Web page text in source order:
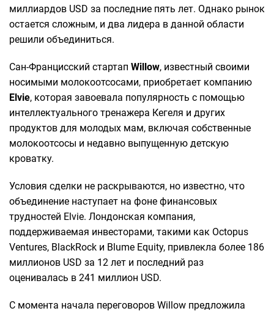
миллиардов USD за последние пять лет. Однако рынок
остается сложным, и два лидера в данной области
решили объединиться.
Сан-Францисский стартап Willow, известный своими
носимыми молокоотсосами, приобретает компанию
Elvie, которая завоевала популярность с помощью
интеллектуального тренажера Кегеля и других
продуктов для молодых мам, включая собственные
молокоотсосы и недавно выпущенную детскую
кроватку.
Условия сделки не раскрываются, но известно, что
объединение наступает на фоне финансовых
трудностей Elvie. Лондонская компания,
поддерживаемая инвесторами, такими как Octopus
Ventures, BlackRock и Blume Equity, привлекла более 186
миллионов USD за 12 лет и последний раз
оценивалась в 241 миллион USD.
С момента начала переговоров Willow предложила